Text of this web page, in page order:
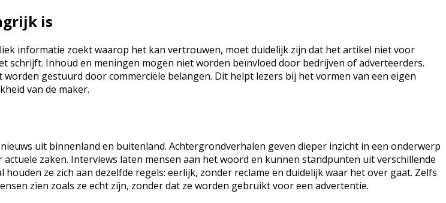
is
informatie zoekt waarop het kan vertrouwen, moet duidelijk zijn dat het artikel niet voor
schrijft. Inhoud en meningen mogen niet worden beïnvloed door bedrijven of adverteerders.
gestuurd door commerciële belangen. Dit helpt lezers bij het vormen van een eigen
van de maker.
uit binnenland en buitenland. Achtergrondverhalen geven dieper inzicht in een onderwerp
zaken. Interviews laten mensen aan het woord en kunnen standpunten uit verschillende
ze zich aan dezelfde regels: eerlijk, zonder reclame en duidelijk waar het over gaat. Zelfs
zien zoals ze echt zijn, zonder dat ze worden gebruikt voor een advertentie.